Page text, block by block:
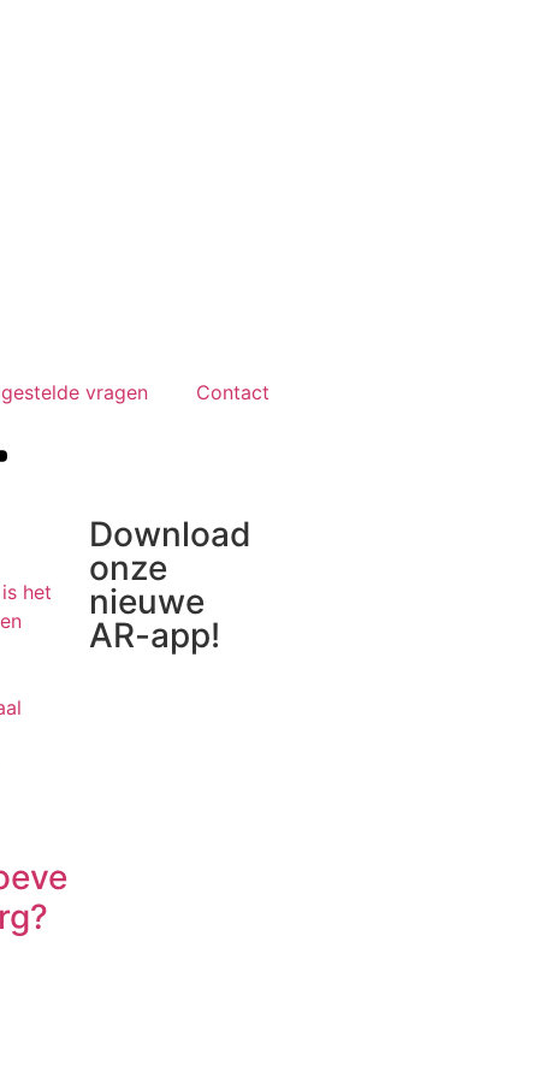
vragen Contact
Download
onze
nieuwe
AR-app!